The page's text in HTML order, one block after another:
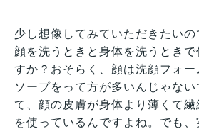
少し想像してみていただきたい
顔を洗うときと身体を洗うときで
すか？おそらく、顔は洗顔フォー
ソープをって方が多いんじゃな
て、顔の皮膚が身体より薄くて
を使っているんですよね。でも